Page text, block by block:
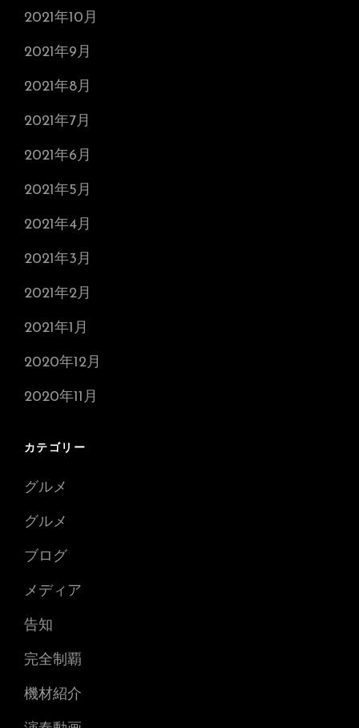
2021年10月
2021年9月
2021年8月
2021年7月
2021年6月
2021年5月
2021年4月
2021年3月
2021年2月
2021年1月
2020年12月
2020年11月
カテゴリー
グルメ
グルメ
ブログ
メディア
告知
完全制覇
機材紹介